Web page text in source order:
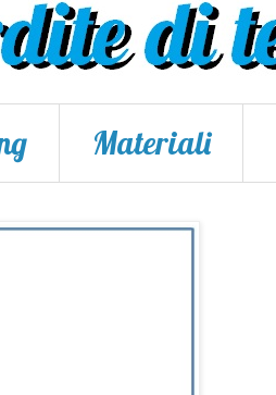
Materiali